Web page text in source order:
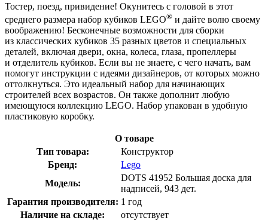
Тостер, поезд, привидение! Окунитесь с головой в этот
среднего размера набор кубиков LEGO® и дайте волю своему
воображению! Бесконечные возможности для сборки
из классических кубиков 35 разных цветов и специальных
деталей, включая двери, окна, колеса, глаза, пропеллеры
и отделитель кубиков. Если вы не знаете, с чего начать, вам
помогут инструкции с идеями дизайнеров, от которых можно
оттолкнуться. Это идеальный набор для начинающих
строителей всех возрастов. Он также дополнит любую
имеющуюся коллекцию LEGO. Набор упакован в удобную
пластиковую коробку.
О товаре
Тип товара:
Конструктор
Бренд:
Lego
Модель:
DOTS 41952 Большая доска для
надписей, 943 дет.
Гарантия производителя: 1 год
Наличие на складе:
отсутствует